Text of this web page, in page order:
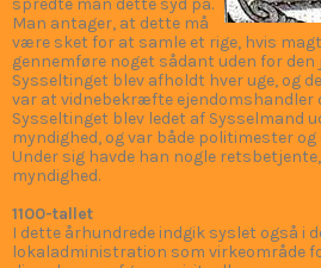
tingpladser og sysselting
var opstået. De første
”sysler” var Vendsyssel og
Thysyssel, og i løbet af de
næste to århundreder
spredte man dette syd på.
Man antager, at dette må
være sket for at samle et rige, hvis
gennemføre noget sådant uden for den
var at vidnebekræfte ejendomshandler
Sysseltinget blev ledet af Sysselmand
myndighed, og var både politimester og